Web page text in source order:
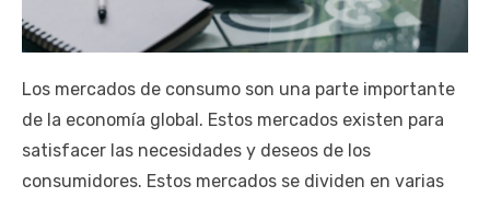
Los mercados de consumo son una parte importante
de la economía global. Estos mercados existen para
satisfacer las necesidades y deseos de los
consumidores. Estos mercados se dividen en varias